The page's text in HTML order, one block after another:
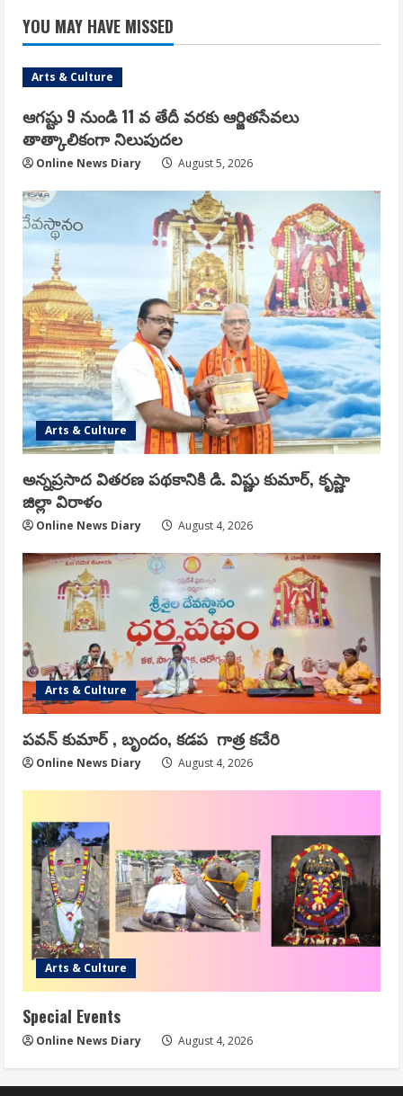
YOU MAY HAVE MISSED
Arts & Culture
ఆగష్టు 9 నుండి 11 వ తేదీ వరకు ఆర్జితసేవలు
తాత్కాలికంగా నిలుపుదల
Online News Diary August 5, 2026
Arts & Culture
అన్నప్రసాద వితరణ పథకానికి డి. విష్ణు కుమార్, కృష్ణా
జిల్లా విరాళం
Online News Diary August 4, 2026
Arts & Culture
పవన్ కుమార్ , బృందం, కడప గాత్ర కచేరి
Online News Diary August 4, 2026
Arts & Culture
Special Events
Online News Diary August 4, 2026